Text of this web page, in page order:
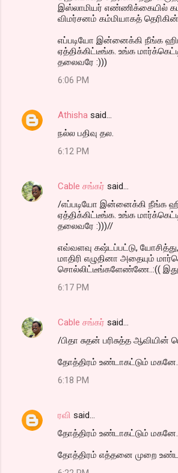
இஸ்லாமியர் எண்ணிக்கையில்
விமர்சனம் கம்மியாகத்
எப்படியோ இன்னைக்கி நீங்க
ஏத்திக்கிட்டீங்க. உங்க
தலைவரே :)))
6:06 PM
Athisha said…
நல்ல பதிவு தல.
6:12 PM
Cable சங்கர் said…
/எப்படியோ இன்னைக்கி நீங்க
ஏத்திக்கிட்டீங்க. உங்க
தலைவரே :)))//
எவ்வளவு கஷ்டப்பட்டு,
மாதிரி எழுதினா அதையும்
சொல்லிட்டீங்களேண்ணே..:(( இது
6:17 PM
Cable சங்கர் said…
/பிதா சுதன் பரிசுத்த
தோத்திரம் உண்டாகட்டும் மகனே..
6:18 PM
ரவி said…
தோத்திரம் உண்டாகட்டும் மகனே...
தோத்திரம் எத்தனை முறை